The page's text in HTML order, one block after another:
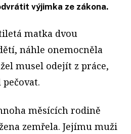
výjimka ze zákona.
matka dvou
náhle onemocněla
musel odejít z práce,
měsících rodině
zemřela. Jejímu muži